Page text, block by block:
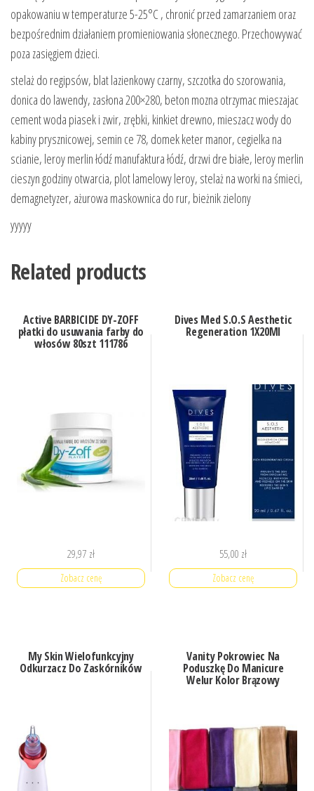
opakowaniu w temperaturze 5-25°C , chronić przed zamarzaniem oraz
bezpośrednim działaniem promieniowania słonecznego. Przechowywać
poza zasięgiem dzieci.
stelaż do regipsów, blat lazienkowy czarny, szczotka do szorowania,
donica do lawendy, zasłona 200×280, beton mozna otrzymac mieszajac
cement woda piasek i zwir, zrębki, kinkiet drewno, mieszacz wody do
kabiny prysznicowej, semin ce 78, domek keter manor, cegielka na
scianie, leroy merlin łódź manufaktura łódź, drzwi dre białe, leroy merlin
cieszyn godziny otwarcia, plot lamelowy leroy, stelaż na worki na śmieci,
demagnetyzer, ażurowa maskownica do rur, bieżnik zielony
yyyyy
Related products
Active BARBICIDE DY-ZOFF
płatki do usuwania farby do
włosów 80szt 111786
29,97 zł
Zobacz cenę
Dives Med S.O.S Aesthetic
Regeneration 1X20Ml
55,00 zł
Zobacz cenę
My Skin Wielofunkcyjny
Odkurzacz Do Zaskórników
Vanity Pokrowiec Na
Poduszkę Do Manicure
Welur Kolor Brązowy